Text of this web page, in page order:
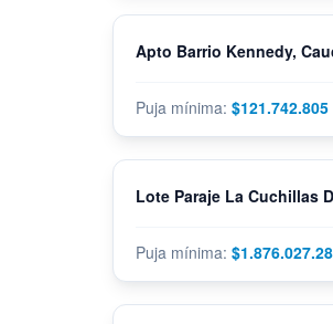
$121.742.805
Apto Barrio Kennedy,
Lote Paraje La Cuchillas